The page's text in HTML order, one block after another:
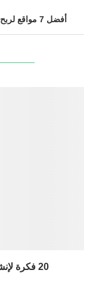
أفضل 7 مواقع لربح المال من مشاهدة الفيديوهات كلها صادقة
20 فكرة لإنشاء مدونة على بلوجر وربح منها...